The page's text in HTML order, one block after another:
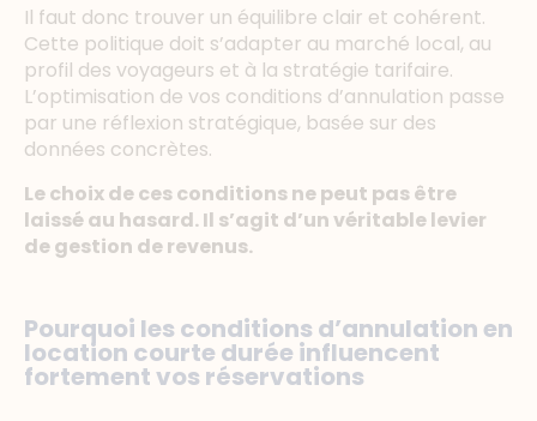
Il faut donc trouver un équilibre clair et cohérent.
Cette politique doit s’adapter au marché local, au
profil des voyageurs et à la stratégie tarifaire.
L’optimisation de vos conditions d’annulation passe
par une réflexion stratégique, basée sur des
données concrètes.
Le choix de ces conditions ne peut pas être
laissé au hasard. Il s’agit d’un véritable levier
de gestion de revenus.
Pourquoi les conditions d’annulation en
location courte durée influencent
fortement vos réservations